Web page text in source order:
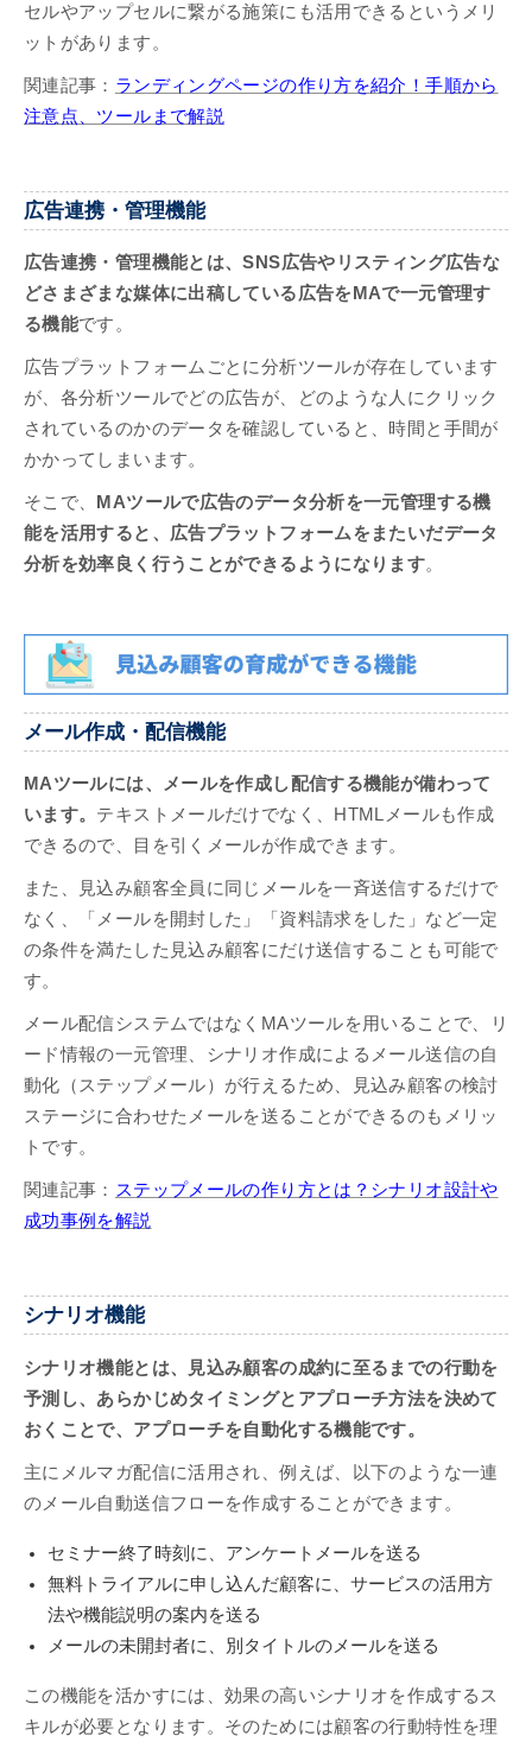
セルやアップセルに繋がる施策にも活用できるというメリ
ットがあります。
関連記事： ランディングページの作り方を紹介！手順から
注意点、ツールまで解説
広告連携・管理機能
広告連携・管理機能とは、SNS広告やリスティング広告な
どさまざまな媒体に出稿している広告をMAで一元管理す
る機能です。
広告プラットフォームごとに分析ツールが存在しています
が、各分析ツールでどの広告が、どのような人にクリック
されているのかのデータを確認していると、時間と手間が
かかってしまいます。
そこで、
MAツールで広告のデータ分析を一元管理する機
能を活用すると、広告プラットフォームをまたいだデータ
分析を効率良く行うことができるようになります。
メール作成・配信機能
MAツールには、メールを作成し配信する機能が備わって
います。 テキストメールだけでなく、HTMLメールも作成
できるので、目を引くメールが作成できます。
また、見込み顧客全員に同じメールを一斉送信するだけで
なく、「メールを開封した」「資料請求をした」など一定
の条件を満たした見込み顧客にだけ送信することも可能で
す。
メール配信システムではなくMAツールを用いることで、リ
ード情報の一元管理、シナリオ作成によるメール送信の自
動化（ステップメール）が行えるため、見込み顧客の検討
ステージに合わせたメールを送ることができるのもメリッ
トです。
関連記事： ステップメールの作り方とは？シナリオ設計や
成功事例を解説
シナリオ機能
シナリオ機能とは、見込み顧客の成約に至るまでの行動を
予測し、あらかじめタイミングとアプローチ方法を決めて
おくことで、アプローチを自動化する機能です。
主にメルマガ配信に活用され、例えば、以下のような一連
のメール自動送信フローを作成することができます。
セミナー終了時刻に、アンケートメールを送る
無料トライアルに申し込んだ顧客に、サービスの活用方
法や機能説明の案内を送る
メールの未開封者に、別タイトルのメールを送る
この機能を活かすには、効果の高いシナリオを作成するス
キルが必要となります。そのためには顧客の行動特性を理